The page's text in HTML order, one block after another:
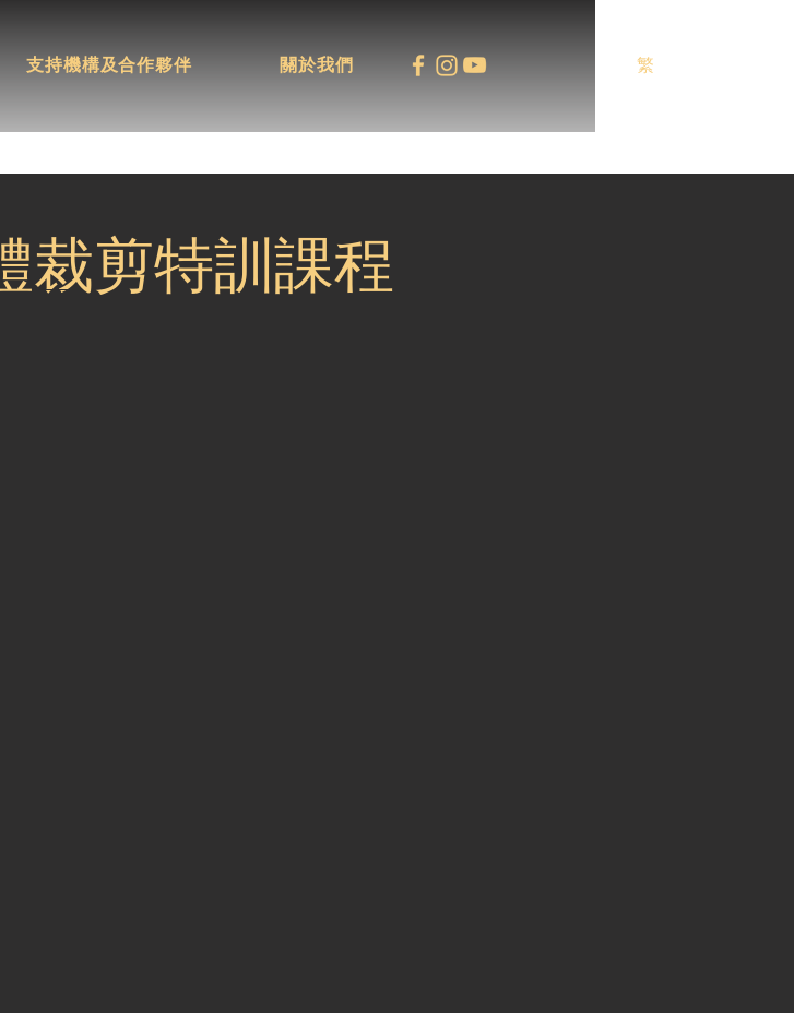
支持機構及合作夥伴 關於我們 繁
裁剪特訓課程